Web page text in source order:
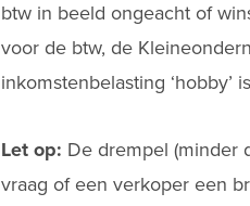
btw in beeld ongeacht of
voor de btw, de
inkomstenbelasting ‘hobby’
Let op: De drempel (minder
vraag of een verkoper een